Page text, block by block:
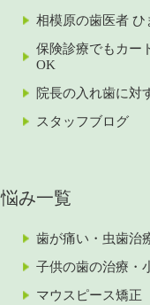
相模原の歯医者 ひ
保険診療でもカー
OK
院長の入れ歯に対
スタッフブログ
み一覧
歯が痛い・虫歯治
子供の歯の治療・
マウスピース矯正